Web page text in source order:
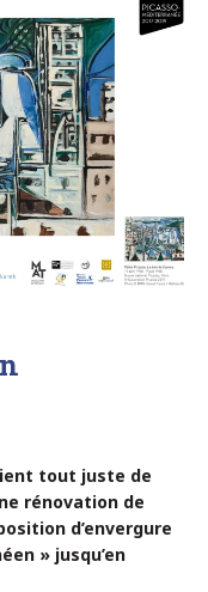
tout juste de
rénovation de
d’envergure
» jusqu’en